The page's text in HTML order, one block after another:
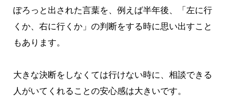
ぽろっと出された言葉を、例えば半年後、「左に行
くか、右に行くか」の判断をする時に思い出すこと
もあります。
大きな決断をしなくては行けない時に、相談できる
人がいてくれることの安心感は大きいです。